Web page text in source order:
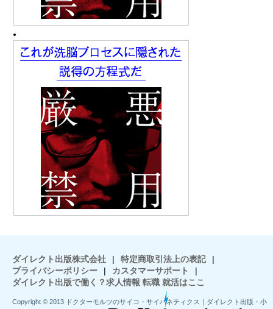
ダイレクト出版株式会社 | 特定商取引法上の表記
|
プライバシーポリシー
| カスタマーサポート
|
ダイレクト出版で働く？求人情報 転職 就活はここ
Copyright © 2013 ドクターモルツのサイコ・サイバネティクス｜ダイレクト出版・小